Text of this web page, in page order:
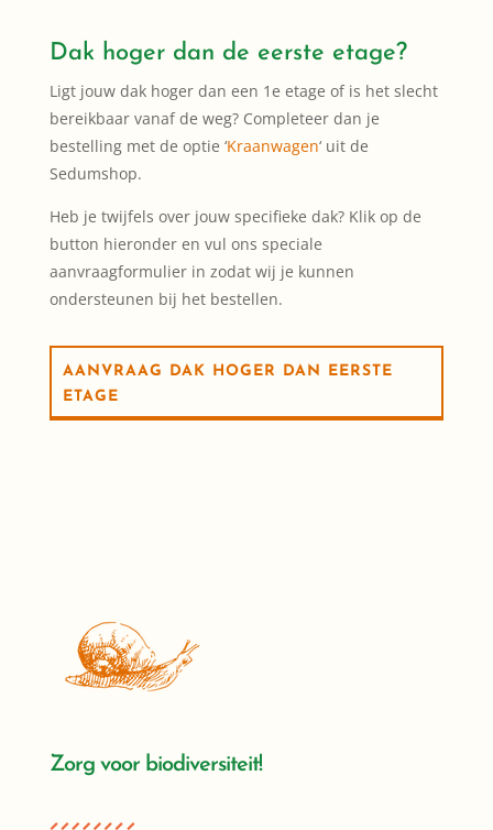
Dak hoger dan de eerste etage?
Ligt jouw dak hoger dan een 1e etage of is het slecht
bereikbaar vanaf de weg? Completeer dan je
bestelling met de optie ‘Kraanwagen‘ uit de
Sedumshop.
Heb je twijfels over jouw specifieke dak? Klik op de
button hieronder en vul ons speciale
aanvraagformulier in zodat wij je kunnen
ondersteunen bij het bestellen.
AANVRAAG DAK HOGER DAN EERSTE
ETAGE
Zorg voor biodiversiteit!